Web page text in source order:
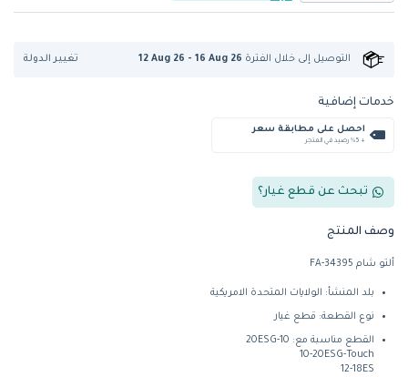
التوصيل إلى خلال الفترة 12 Aug 26 - 16 Aug 26 تغيير الدولة
خدمات إضافية
احصل على مطابقة سعر
+ %5 رصيد في المتجر
تبحث عن قطع غيار؟
وصف المنتج
ألتو شام FA-34395
بلد المنشأ: الولايات المتحدة الامريكية
نوع القطعة: قطع غيار
القطع مناسبة مع: 10-20ESG
10-20ESG-Touch
12-18ES